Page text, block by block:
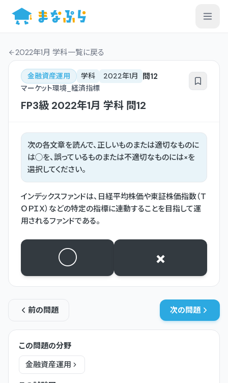
2022年1月 学科一覧に戻る
金融資産運用 学科 2022年1月 問12
マーケット環境_経済指標
FP3級 2022年1月 学科 問12
次の各文章を読んで、正しいものまたは適切なものに
は◯を、誤っているものまたは不適切なものには×を
選択してください。
インデックスファンドは、日経平均株価や東証株価指数（Ｔ
ＯＰＩＸ）などの特定の指標に連動することを目指して運
用されるファンドである。
○ ×
前の問題 次の問題
この問題の分野
金融資産運用